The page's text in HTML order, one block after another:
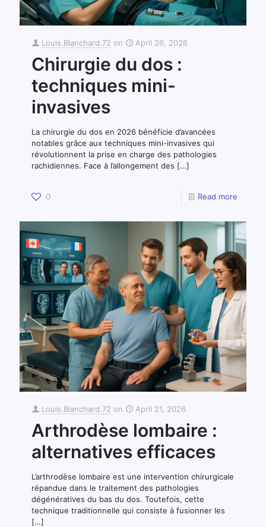
Louis.Blanchard.72 on April 26, 2026
Chirurgie du dos :
techniques mini-
invasives
La chirurgie du dos en 2026 bénéficie d’avancées
notables grâce aux techniques mini-invasives qui
révolutionnent la prise en charge des pathologies
rachidiennes. Face à l’allongement des […]
0 Read more
Louis.Blanchard.72 on April 21, 2026
Arthrodèse lombaire :
alternatives efficaces
L’arthrodèse lombaire est une intervention chirurgicale
répandue dans le traitement des pathologies
dégénératives du bas du dos. Toutefois, cette
technique traditionnelle qui consiste à fusionner les
[…]